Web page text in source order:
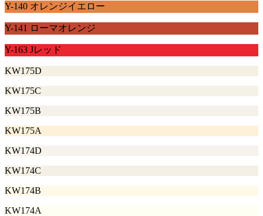
Y-140 オレンジイエロー
Y-141 ローマオレンジ
Y-163 Jレッド
KW175D
KW175C
KW175B
KW175A
KW174D
KW174C
KW174B
KW174A